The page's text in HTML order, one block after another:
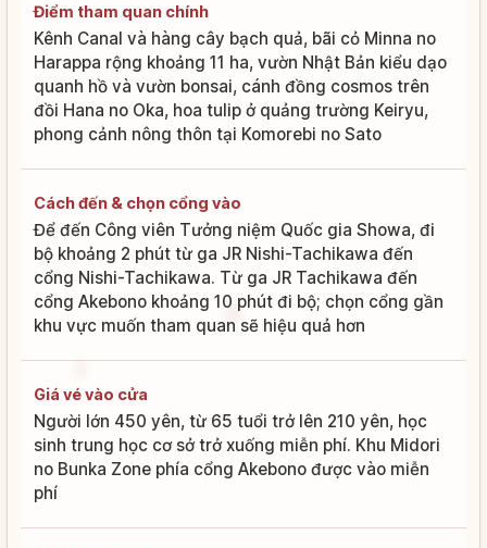
Điểm tham quan chính
Kênh Canal và hàng cây bạch quả, bãi cỏ Minna no
Harappa rộng khoảng 11 ha, vườn Nhật Bản kiểu dạo
quanh hồ và vườn bonsai, cánh đồng cosmos trên
đồi Hana no Oka, hoa tulip ở quảng trường Keiryu,
phong cảnh nông thôn tại Komorebi no Sato
Cách đến & chọn cổng vào
Để đến Công viên Tưởng niệm Quốc gia Showa, đi
bộ khoảng 2 phút từ ga JR Nishi-Tachikawa đến
cổng Nishi-Tachikawa. Từ ga JR Tachikawa đến
cổng Akebono khoảng 10 phút đi bộ; chọn cổng gần
khu vực muốn tham quan sẽ hiệu quả hơn
Giá vé vào cửa
Người lớn 450 yên, từ 65 tuổi trở lên 210 yên, học
sinh trung học cơ sở trở xuống miễn phí. Khu Midori
no Bunka Zone phía cổng Akebono được vào miễn
phí